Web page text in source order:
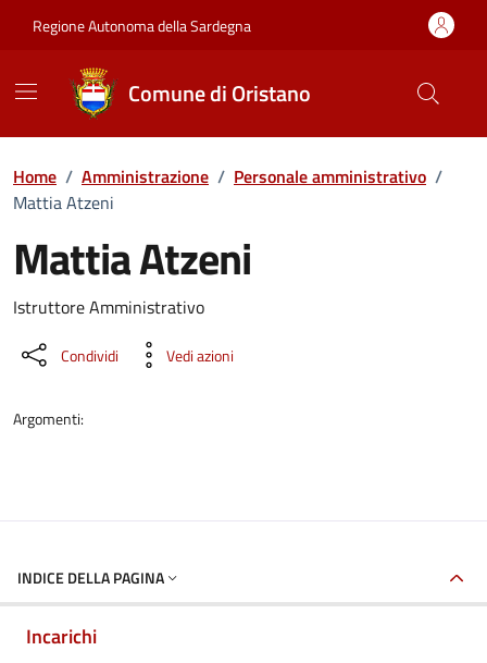
Regione Autonoma della Sardegna
Comune di Oristano
Home / Amministrazione / Personale amministrativo /
Mattia Atzeni
Mattia Atzeni
Dettaglio della persona
Istruttore Amministrativo
Condividi Vedi azioni
Argomenti:
INDICE DELLA PAGINA
Incarichi